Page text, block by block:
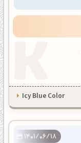
Icy Blue Color
1401/06/18